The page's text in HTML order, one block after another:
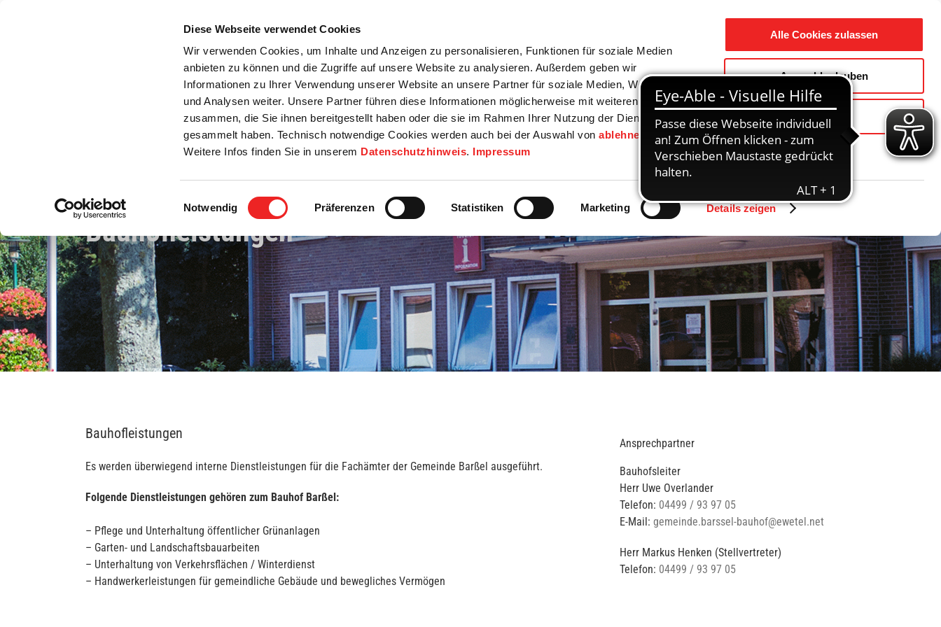
Diese Webseite verwendet Cookies
Wir verwenden Cookies, um Inhalte und Anzeigen zu personalisieren, Funktionen für soziale Medien
anbieten zu können und die Zugriffe auf unsere Website zu analysieren. Außerdem geben wir
Informationen zu Ihrer Verwendung unserer Website an unsere Partner für soziale Medien, Werbung
und Analysen weiter. Unsere Partner führen diese Informationen möglicherweise mit weiteren Daten
zusammen, die Sie ihnen bereitgestellt haben oder die sie im Rahmen Ihrer Nutzung der Dienste
gesammelt haben. Technisch notwendige Cookies werden auch bei der Auswahl vonablehnen
gesetzt.
Weitere Infos finden Sie in unserem Datenschutzhinweis. Impressum
Einwilligungsauswahl
Notwendig Präferenzen Statistiken Marketing Details zeigen
Alle Cookies zulassen
Auswahl erlauben
Ablehnen
Startseite
Bürgerservice Rats- / Bürgerinfo Wirtschaft / Wohnen Bildung / Soziales Touristik / Freizeit Gemeinde / Geschichte
Bauhofleistungen
Bauhofleistungen
Es werden überwiegend interne Dienstleistungen für die Fachämter der Gemeinde Barßel ausgeführt.
Folgende Dienstleistungen gehören zum Bauhof Barßel:
– Pflege und Unterhaltung öffentlicher Grünanlagen
– Garten- und Landschaftsbauarbeiten
– Unterhaltung von Verkehrsflächen / Winterdienst
– Handwerkerleistungen für gemeindliche Gebäude und bewegliches Vermögen
Ansprechpartner
Bauhofsleiter
Herr Uwe Overlander
Telefon: 04499 / 93 97 05
E-Mail: gemeinde.barssel-bauhof@ewetel.net
Herr Markus Henken (Stellvertreter)
Telefon: 04499 / 93 97 05